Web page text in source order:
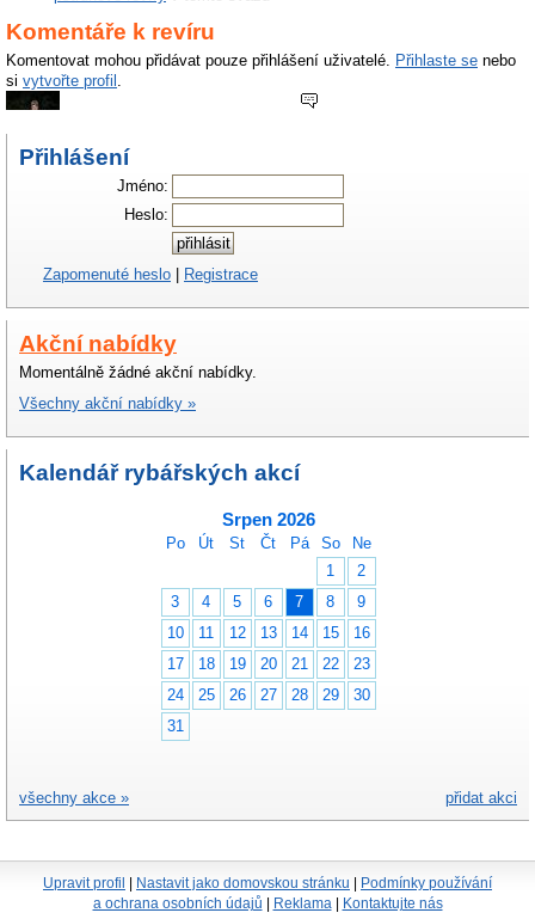
Komentáře k revíru
Komentovat mohou přidávat pouze přihlášení uživatelé. Přihlaste se nebo
si vytvořte profil
Mathess, Sobota 21. ledna 2023 ve 23:47
Přihlášení
Jméno:
Heslo:
Zapomenuté heslo Registrace
Akční nabídky
Momentálně žádné akční nabídky.
Všechny akční nabídky »
Kalendář rybářských akcí
Srpen 2026
Po Út St Čt Pá So
Ne
1
2
3
4 5 6 7 8
9
10
11 12 13 14 15
16
17
18 19 20 21 22
23
24
25 26 27 28 29
30
31
přidat akci
všechny akce »
Upravit profil Nastavit jako domovskou stránku
Podmínky používání
a ochrana osobních údajů
Reklama Kontaktujte nás